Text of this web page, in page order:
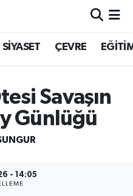
SİYASET ÇEVRE
Savaşın
Günlüğü
- 14:05
ve Fikstür